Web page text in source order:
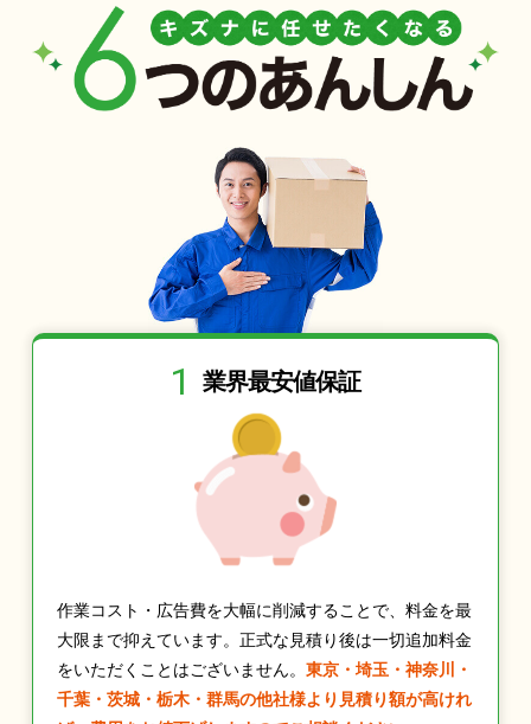
1 業界最安値保証
作業コスト・広告費を大幅に削減することで、料金を最
大限まで抑えています。正式な見積り後は一切追加料金
をいただくことはございません。 東京・埼玉・神奈川・
千葉・茨城・栃木・群馬の他社様より見積り額が高けれ